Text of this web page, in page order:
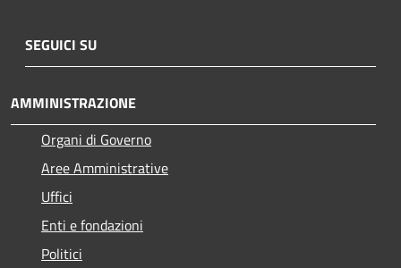
SEGUICI SU
AMMINISTRAZIONE
Organi di Governo
Aree Amministrative
Uffici
Enti e fondazioni
Politici